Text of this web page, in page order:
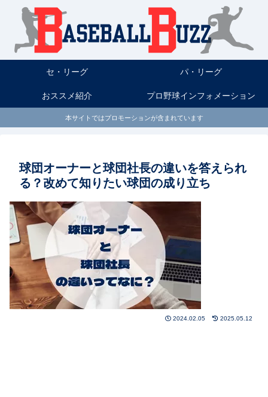
セ・リーグ パ・リーグ
おススメ紹介 プロ野球インフォメーション
本サイトではプロモーションが含まれています
球団オーナーと球団社長の違いを答えられ
る？改めて知りたい球団の成り立ち
2024.02.05 2025.05.12